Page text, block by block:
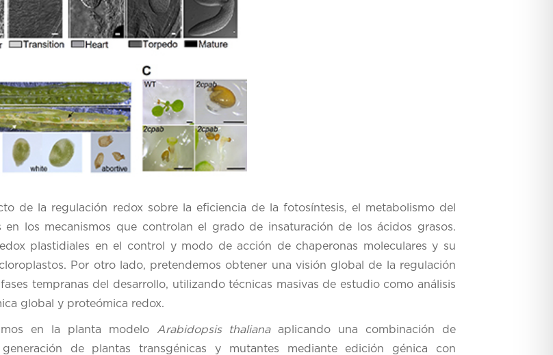
de la regulación redox sobre la eficiencia de la fotosíntesis, el metabolismo del
los mecanismos que controlan el grado de insaturación de los ácidos grasos.
plastidiales en el control y modo de acción de chaperonas moleculares y su
Por otro lado, pretendemos obtener una visión global de la regulación
tempranas del desarrollo, utilizando técnicas masivas de estudio como análisis
global y proteómica redox.
en la planta modelo Arabidopsis thalianaaplicando una combinación de
de plantas transgénicas y mutantes mediante edición génica con